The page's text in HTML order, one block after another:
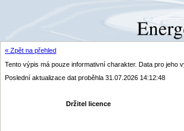
« Zpět na přehled
Tento výpis má pouze informativní charakter. Data pro
Poslední aktualizace dat proběhla 31.07.2026 14:12:48
Držitel licence